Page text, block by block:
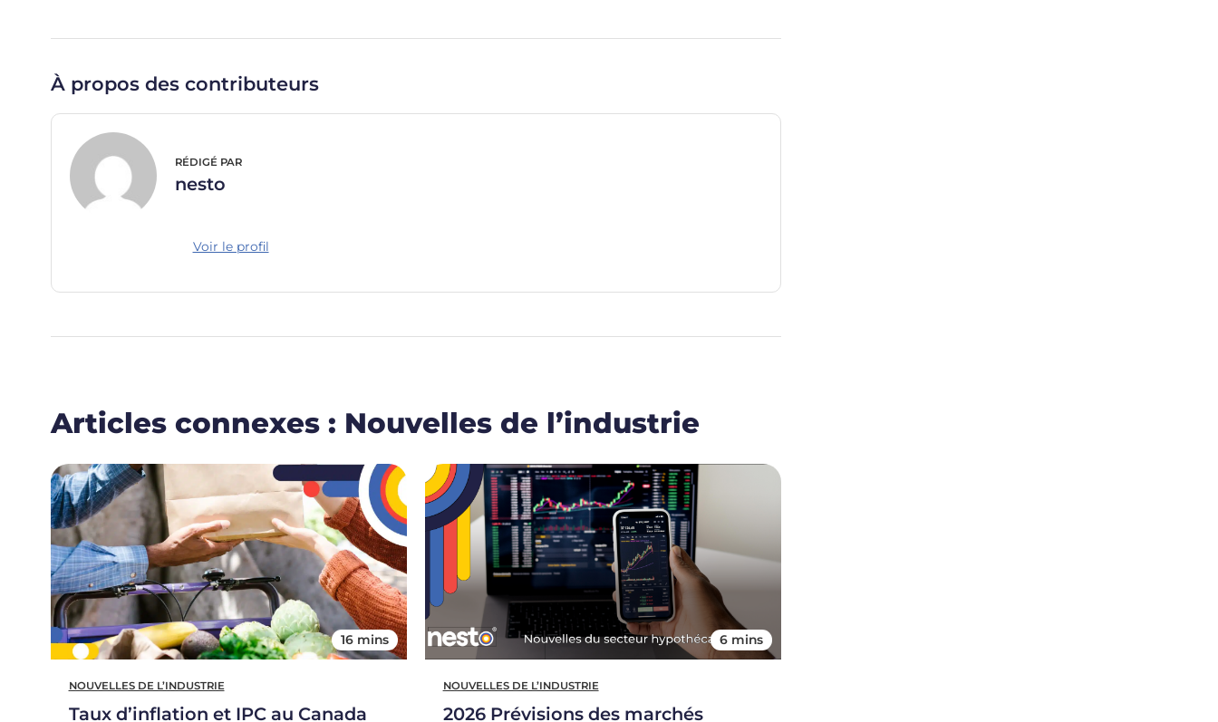
À propos des contributeurs
RÉDIGÉ PAR
nesto
Voir le profil
Articles connexes : Nouvelles de l’industrie
16 mins
NOUVELLES DE L’INDUSTRIE
Taux d’inflation et IPC au Canada
6 mins
NOUVELLES DE L’INDUSTRIE
2026 Prévisions des marchés